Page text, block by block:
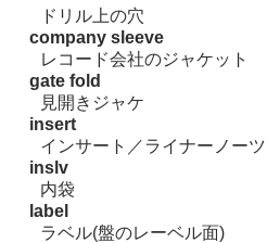
ドリル上の穴
company sleeve
レコード会社のジャケット
gate fold
見開きジャケ
insert
インサート／ライナーノーツ
inslv
内袋
label
ラベル(盤のレーベル面)